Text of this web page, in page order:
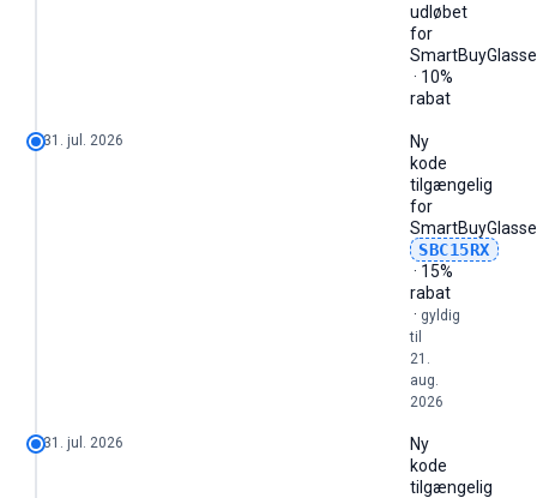
udløbet
for
· 10%
rabat
31. jul. 2026
Ny
kode
tilgængelig
for
SBC15RX
· 15%
rabat
· gyldig
til
21.
aug.
2026
31. jul. 2026
Ny
kode
tilgængelig